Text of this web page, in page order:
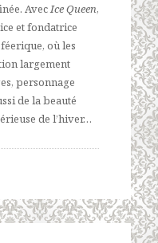
AvecIce Queen,
et fondatrice
où les
largement
personnage
de la beauté
de l’hiver…